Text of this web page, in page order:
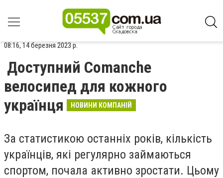
08:16, 14 березня 2023 р.
Доступний Comanche
велосипед для кожного
українця
НОВИНИ КОМПАНІЙ
За статистикою останніх років, кількість
українців, які регулярно займаються
спортом, почала активно зростати. Цьому